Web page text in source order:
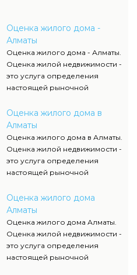
Оценка жилого дома -
Алматы
Оценка жилого дома - Алматы.
Оценка жилой недвижимости -
это услуга определения
настоящей рыночной
многоэтажных домов и иной
недвижимой собственности.
Оценка жилого дома в
Алматы
Оценка жилого дома в Алматы.
Оценка жилой недвижимости -
это услуга определения
настоящей рыночной
многоэтажных домов и иной
недвижимой собственности.
Оценка жилого дома
Алматы
Оценка жилого дома Алматы.
Оценка жилой недвижимости -
это услуга определения
настоящей рыночной